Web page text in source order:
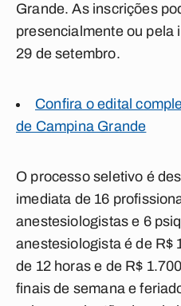
Grande. As inscrições
presencialmente ou pela
29 de setembro.
Confira o edital
de Campina Grande
O processo seletivo é
imediata de 16
anestesiologistas e 6
anestesiologista é de R$
de 12 horas e de R$
finais de semana e